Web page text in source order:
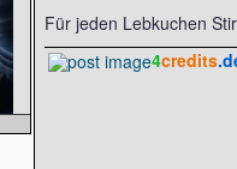
Für jeden Lebkuchen
4credits